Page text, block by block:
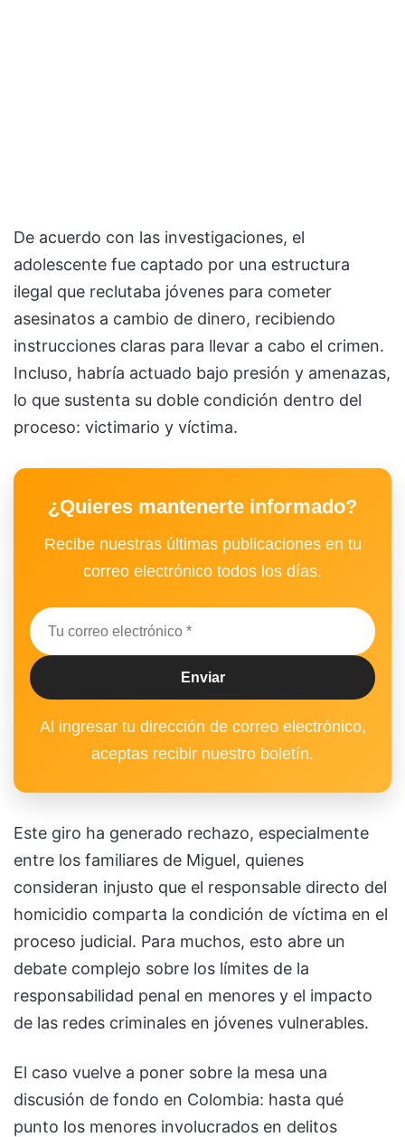
De acuerdo con las investigaciones, el
adolescente fue captado por una estructura
ilegal que reclutaba jóvenes para cometer
asesinatos a cambio de dinero, recibiendo
instrucciones claras para llevar a cabo el crimen.
Incluso, habría actuado bajo presión y amenazas,
lo que sustenta su doble condición dentro del
proceso: victimario y víctima.
¿Quieres mantenerte informado?
Recibe nuestras últimas publicaciones en tu
correo electrónico todos los días.
Al ingresar tu dirección de correo electrónico,
aceptas recibir nuestro boletín.
Este giro ha generado rechazo, especialmente
entre los familiares de Miguel, quienes
consideran injusto que el responsable directo del
homicidio comparta la condición de víctima en el
proceso judicial. Para muchos, esto abre un
debate complejo sobre los límites de la
responsabilidad penal en menores y el impacto
de las redes criminales en jóvenes vulnerables.
El caso vuelve a poner sobre la mesa una
discusión de fondo en Colombia: hasta qué
punto los menores involucrados en delitos